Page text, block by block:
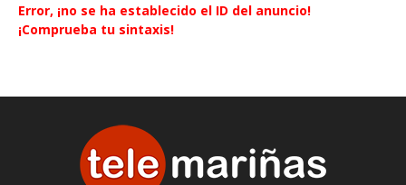
Error, ¡no se ha establecido el ID del anuncio!
¡Comprueba tu sintaxis!